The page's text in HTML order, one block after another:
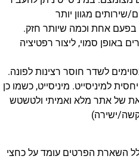
שירותים מגוון יותר
בפעם אחת וכמה שיותר חזק.
באופן סמוי, ליצור רפטיציה
לשדר חוסר רצינות לפונה.
למיניסייט. מיניסייט, כשמו כן
של אתר מלא ואמיתי ולטשטש
ישירה)
השארת הפרטים עומד על כחצי